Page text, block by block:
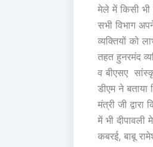
मेले में किसी भी
सभी विभाग
व्यक्तियों को
तहत हुनरमंद
व बीएसए
डीएम ने
मंत्री जी
में भी दीपावली
कबरई, बाबू